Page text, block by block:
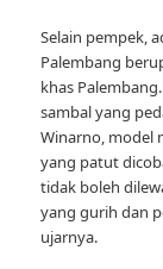
Selain pempek,
Palembang
khas
sambal yang
Winarno, model
yang patut
tidak boleh
yang gurih dan
ujarnya.